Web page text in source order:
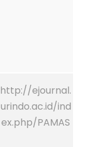
http://ejournal.
urindo.ac.id/ind
ex.php/PAMAS